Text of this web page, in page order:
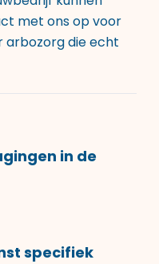
met ons op voor
arbozorg die echt
in de
specifiek